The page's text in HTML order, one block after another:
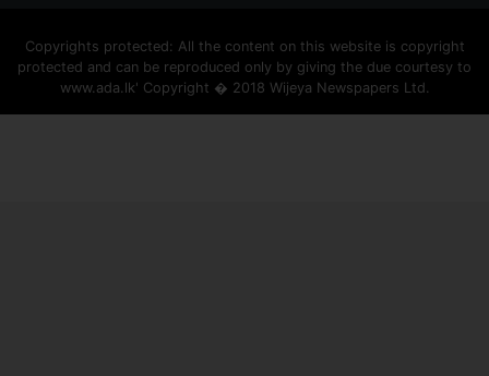
Copyrights protected: All the content on this website is copyright
protected and can be reproduced only by giving the due courtesy to
www.ada.lk' Copyright � 2018 Wijeya Newspapers Ltd.